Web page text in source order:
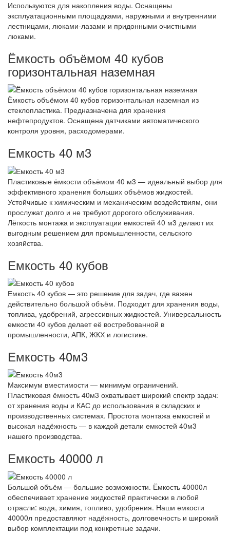
Используются для накопления воды. Оснащены
эксплуатационными площадками, наружными и внутренними
лестницами, люками-лазами и придонными очистными
люками.
Ёмкость объёмом 40 кубов
горизонтальная наземная
Ёмкость объёмом 40 кубов горизонтальная наземная из
стеклопластика. Предназначена для хранения
нефтепродуктов. Оснащена датчиками автоматического
контроля уровня, расходомерами.
Емкость 40 м3
Пластиковые ёмкости объёмом 40 м3 — идеальный выбор для
эффективного хранения больших объёмов жидкостей.
Устойчивые к химическим и механическим воздействиям, они
прослужат долго и не требуют дорогого обслуживания.
Лёгкость монтажа и эксплуатации емкостей 40 м3 делают их
выгодным решением для промышленности, сельского
хозяйства.
Емкость 40 кубов
Емкость 40 кубов — это решение для задач, где важен
действительно большой объём. Подходит для хранения воды,
топлива, удобрений, агрессивных жидкостей. Универсальность
емкости 40 кубов делает её востребованной в
промышленности, АПК, ЖКХ и логистике.
Емкость 40м3
Максимум вместимости — минимум ограничений.
Пластиковая ёмкость 40м3 охватывает широкий спектр задач:
от хранения воды и КАС до использования в складских и
производственных системах. Простота монтажа емкостей и
высокая надёжность — в каждой детали емкостей 40м3
нашего производства.
Емкость 40000 л
Большой объём — большие возможности. Ёмкость 40000л
обеспечивает хранение жидкостей практически в любой
отрасли: вода, химия, топливо, удобрения. Наши емкости
40000л предоставляют надёжность, долговечность и широкий
выбор комплектации под конкретные задачи.